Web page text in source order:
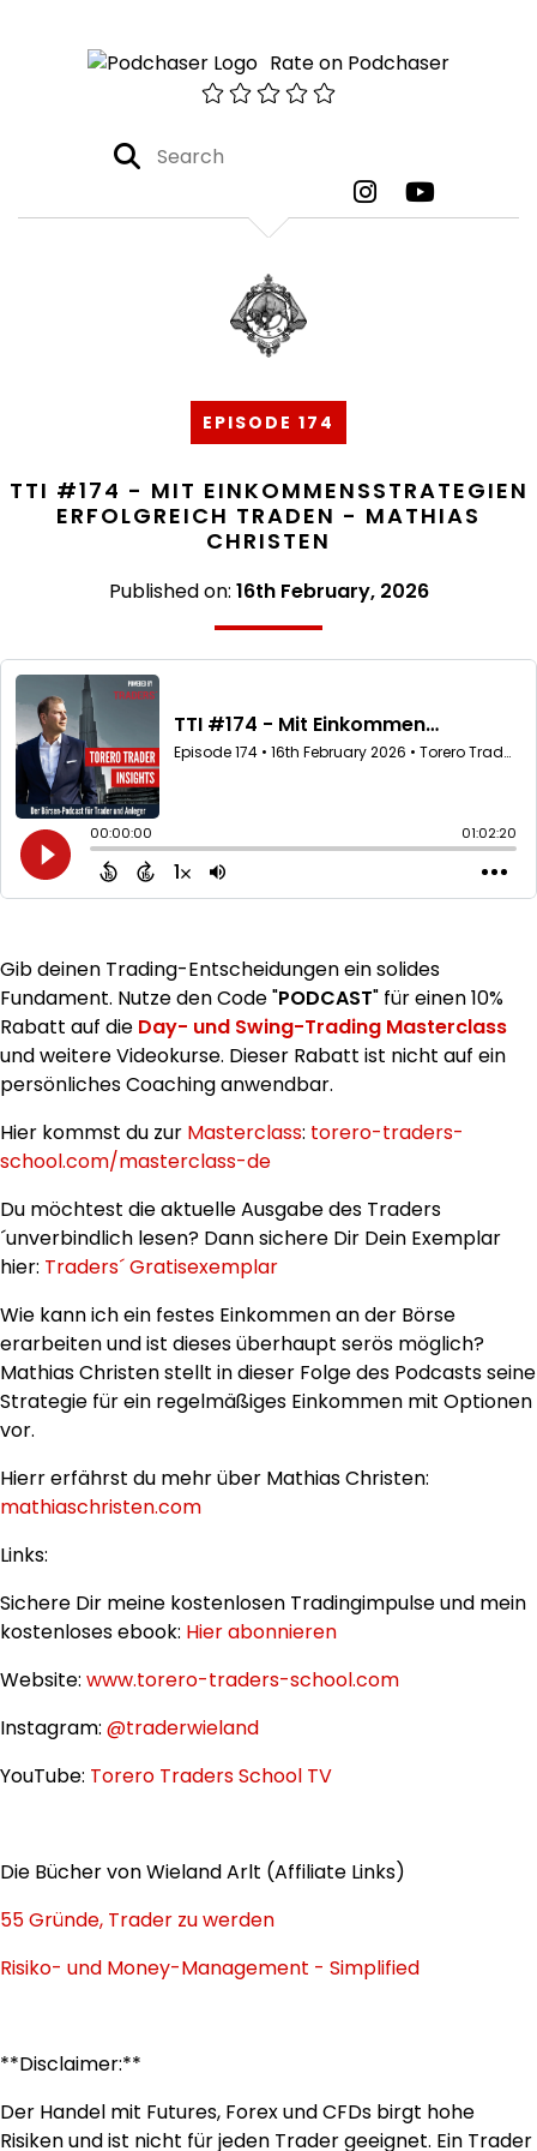
Rate on Podchaser
EPISODE 174
TTI #174 - MIT EINKOMMENSSTRATEGIEN
ERFOLGREICH TRADEN - MATHIAS
CHRISTEN
Published on: 16th February, 2026
Gib deinen Trading-Entscheidungen ein solides
Fundament. Nutze den Code "PODCAST" für einen 10%
Rabatt auf die Day- und Swing-Trading Masterclass
und weitere Videokurse. Dieser Rabatt ist nicht auf ein
persönliches Coaching anwendbar.
Hier kommst du zur Masterclass: torero-traders-
school.com/masterclass-de
Du möchtest die aktuelle Ausgabe des Traders
´unverbindlich lesen? Dann sichere Dir Dein Exemplar
hier: Traders´ Gratisexemplar
Wie kann ich ein festes Einkommen an der Börse
erarbeiten und ist dieses überhaupt serös möglich?
Mathias Christen stellt in dieser Folge des Podcasts seine
Strategie für ein regelmäßiges Einkommen mit Optionen
vor.
Hierr erfährst du mehr über Mathias Christen:
mathiaschristen.com
Links:
Sichere Dir meine kostenlosen Tradingimpulse und mein
kostenloses ebook: Hier abonnieren
Website: www.torero-traders-school.com
Instagram: @traderwieland
YouTube: Torero Traders School TV
Die Bücher von Wieland Arlt (Affiliate Links)
55 Gründe, Trader zu werden
Risiko- und Money-Management - Simplified
**Disclaimer:**
Der Handel mit Futures, Forex und CFDs birgt hohe
Risiken und ist nicht für jeden Trader geeignet. Ein Trader